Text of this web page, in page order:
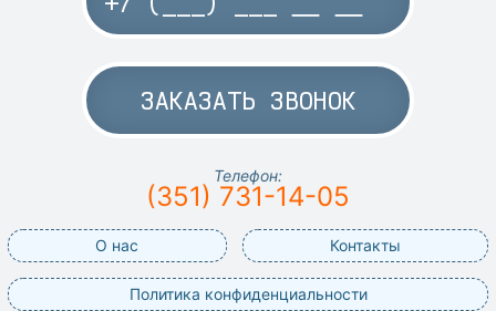
ЗАКАЗАТЬ ЗВОНОК
Телефон:
(351) 731-14-05
О нас Контакты
Политика конфиденциальности